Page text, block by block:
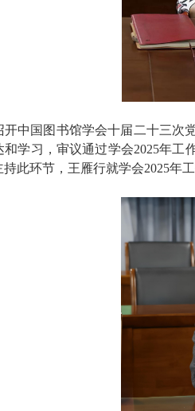
开中国图书馆学会十届二十三次
学习，审议通过学会2025年工
此环节，王雁行就学会2025年